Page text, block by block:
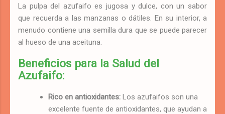
La pulpa del azufaifo es jugosa y dulce, con un sabor
que recuerda a las manzanas o dátiles. En su interior, a
menudo contiene una semilla dura que se puede parecer
al hueso de una aceituna.
Beneficios para la Salud del
Azufaifo:
Rico en antioxidantes: Los azufaifos son una
excelente fuente de antioxidantes, que ayudan a